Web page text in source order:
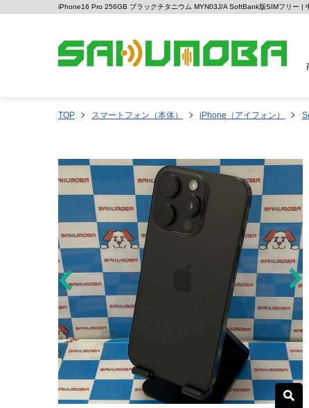
iPhone16 Pro 256GB ブラックチタニウム MYN03J/A SoftBank版SIMフリー |
TOP スマートフォン（本体） iPhone（アイフォン）